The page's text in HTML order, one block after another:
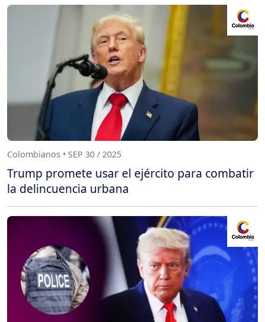
Colombianos • SEP 30 / 2025
Trump promete usar el ejército para combatir
la delincuencia urbana